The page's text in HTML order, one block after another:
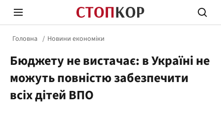
Головна Новини економіки
Бюджету не вистачає: в Україні не
можуть повністю забезпечити
всіх дітей ВПО